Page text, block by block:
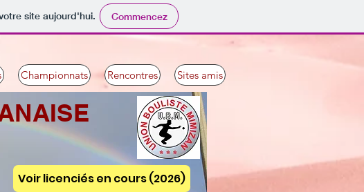
site aujourd'hui. Commencez
Championnats Rencontres Sites amis
Voir licenciés en cours (2026)